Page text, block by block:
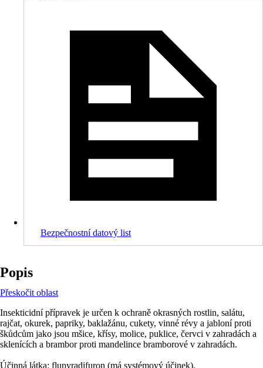
Bezpečnostní datový list
Popis
Přeskočit oblast
Insekticidní přípravek je určen k ochraně okrasných rostlin, salátu,
rajčat, okurek, papriky, baklažánu, cukety, vinné révy a jabloní proti
škůdcům jako jsou mšice, křísy, molice, puklice, červci v zahradách a
sklenících a brambor proti mandelince bramborové v zahradách.
Účinná látka: flupyradifuron (má systémový účinek).